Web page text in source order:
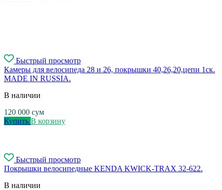
Быстрый просмотр
Камеры для велосипеда 28 и 26, покрышки 40,26,20,цепи 1ск.
MADE IN RUSSIA.
В наличии
120 000 сум
Купить В корзину
Быстрый просмотр
Покрышки велосипедные KENDA KWICK-TRAX 32-622.
В наличии